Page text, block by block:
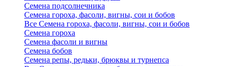
Семена подсолнечника
Семена гороха, фасоли, вигны, сои и бобов
Все Семена гороха, фасоли, вигны, сои и бобов
Семена гороха
Семена фасоли и вигны
Семена бобов
Семена репы, редьки, брюквы и турнепса